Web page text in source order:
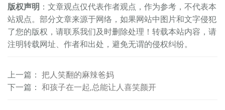
版权声明 ：文章观点仅代表作者观点，作为参考，不代表本
站观点。部分文章来源于网络，如果网站中图片和文字侵犯
了您的版权，请联系我们及时删除处理！转载本站内容，请
注明转载网址、作者和出处，避免无谓的侵权纠纷。
上一篇 ： 把人笑翻的麻辣爸妈
下一篇 ： 和孩子在一起,总能让人喜笑颜开